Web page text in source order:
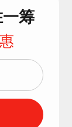
筹